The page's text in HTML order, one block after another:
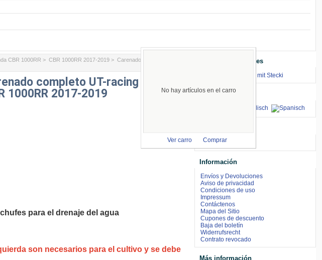
No hay artículos en el carro
Ver carro Comprar
CBR 1000RR >CBR 1000RR 2017-2019 > Carenado completo UT-
completo UT-racing Honda
1000RR 2017-2019
para el drenaje del agua
son necesarios para el cultivo y se debe
Enlaces Importantes
⇒ zum Renntraining mit Stecki
Idiomas
Información
Envíos y Devoluciones
Aviso de privacidad
Condiciones de uso
Impressum
Contáctenos
Mapa del Sitio
Cupones de descuento
Baja del boletín
Widerrufsrecht
Contrato revocado
Más información